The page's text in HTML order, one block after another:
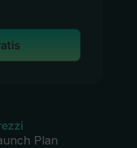
Plan